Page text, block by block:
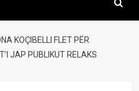
KOÇIBELLI FLET PËR
JAP PUBLIKUT RELAKS